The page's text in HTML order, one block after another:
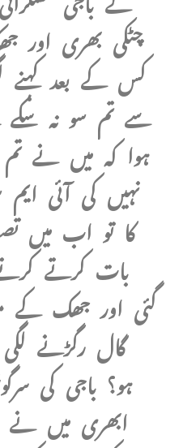
چٹکی بھری اور
کس کے بعد کہنے
سے تم سو نہ سکے
ہوا کہ میں نے
نہیں کی آئی
کا تو اب میں
بات کرتے
گئی اور جھک کے
گال رگڑنے
ہو؟ باجی کی
ابھری میں نے